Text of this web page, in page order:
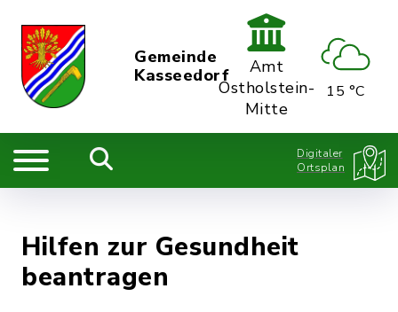
Gemeinde
Kasseedorf
Amt
Ostholstein-
Mitte
15 °C
Digitaler
Ortsplan
Hilfen zur Gesundheit
beantragen